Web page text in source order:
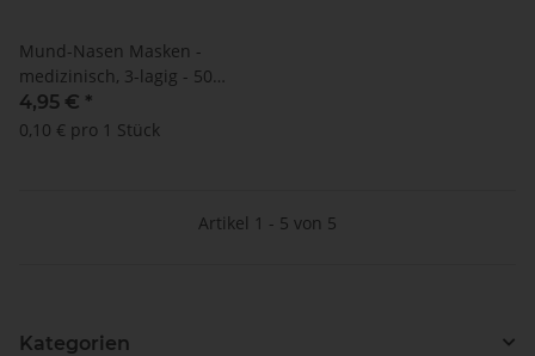
Mund-Nasen Masken -
medizinisch, 3-lagig - 50
STÜCK (17,5 x 9,5 cm) -
LyncMed
4,95 € *
0,10 € pro 1 Stück
Artikel 1 - 5 von 5
Kategorien